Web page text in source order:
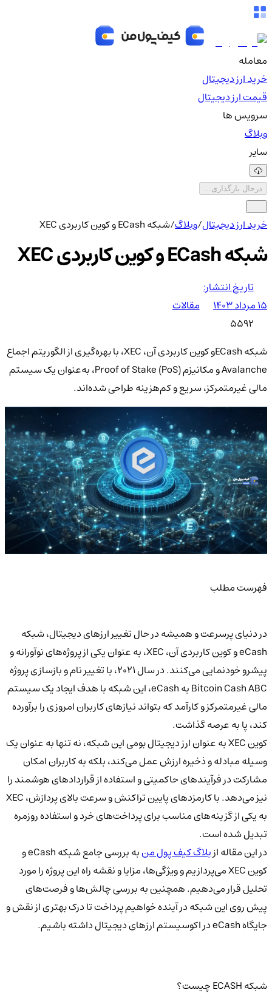
معامله
خرید ارز دیجیتال
قیمت ارز دیجیتال
سرویس ها
وبلاگ
سایر
درحال بارگذاری...
خرید ارز دیجیتال/وبلاگ/شبکه ECash و کوین کاربردی XEC
شبکه ECash و کوین کاربردی XEC
تاریخ انتشار:
۱۵ مرداد ۱۴۰۳
مقالات
5592
شبکه ECashو کوین کاربردی آن، XEC، با بهره‌گیری از الگوریتم اجماع
Avalanche و مکانیزم Proof of Stake (PoS)، به‌عنوان یک سیستم
مالی غیرمتمرکز، سریع و کم‌هزینه طراحی شده‌اند.
فهرست مطلب
در دنیای پرسرعت و همیشه در حال تغییر ارزهای دیجیتال، شبکه
eCash و کوین کاربردی آن، XEC، به عنوان یکی از پروژه‌های نوآورانه و
پیشرو خودنمایی می‌کنند. در سال 2021، با تغییر نام و بازسازی پروژه
Bitcoin Cash ABC به eCash، این شبکه با هدف ایجاد یک سیستم
مالی غیرمتمرکز و کارآمد که بتواند نیازهای کاربران امروزی را برآورده
کند، پا به عرصه گذاشت.
کوین XEC به عنوان ارز دیجیتال بومی این شبکه، نه تنها به عنوان یک
وسیله مبادله و ذخیره ارزش عمل می‌کند، بلکه به کاربران امکان
مشارکت در فرآیندهای حاکمیتی و استفاده از قراردادهای هوشمند را
نیز می‌دهد. با کارمزدهای پایین تراکنش و سرعت بالای پردازش، XEC
به یکی از گزینه‌های مناسب برای پرداخت‌های خرد و استفاده روزمره
تبدیل شده است.
در این مقاله ازبلاگ کیف پول من
به بررسی جامع شبکه eCash و
کوین XEC می‌پردازیم و ویژگی‌ها، مزایا و نقشه راه این پروژه را مورد
تحلیل قرار می‌دهیم. همچنین به بررسی چالش‌ها و فرصت‌های
پیش روی این شبکه در آینده خواهیم پرداخت تا درک بهتری از نقش و
جایگاه eCash در اکوسیستم ارزهای دیجیتال داشته باشیم.
شبکه ECASH چیست؟